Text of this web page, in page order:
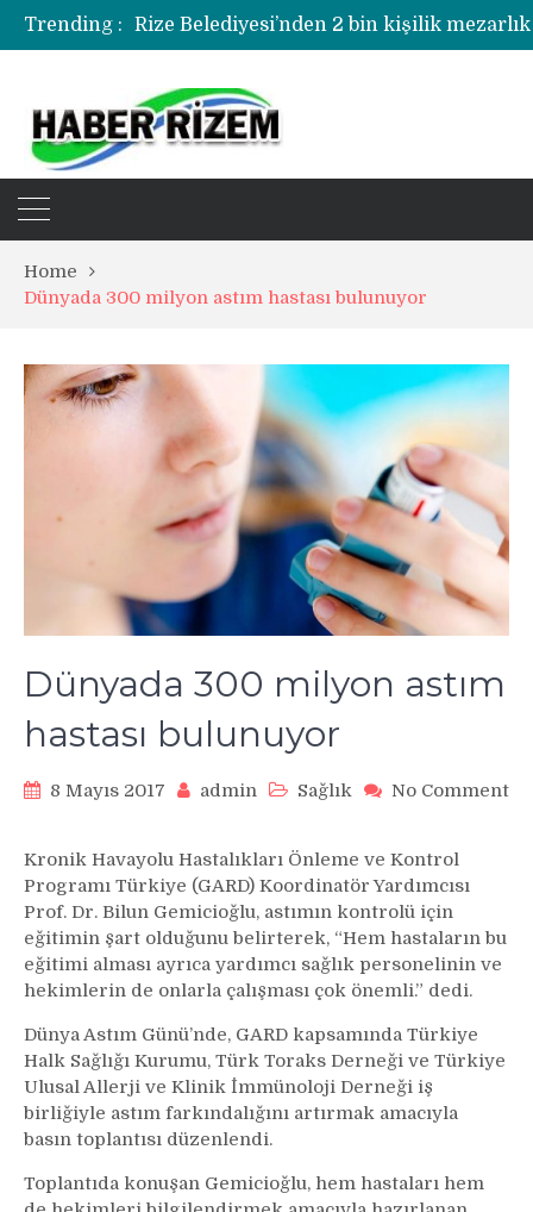
Trending :
Rize Belediyesi’nden 2 bin kişilik
Rize’de uyuşturucu operasyonunda 1
Home
Dünyada 300 milyon astım hastası bulunuyor
Dünyada 300 milyon astım
hastası bulunuyor
8 Mayıs 2017 admin Sağlık
No Comment
300
milyon
astım
hastası
bulunuyor
Kronik Havayolu Hastalıkları Önleme ve Kontrol
Programı Türkiye (GARD) Koordinatör Yardımcısı
Prof. Dr. Bilun Gemicioğlu, astımın kontrolü için
eğitimin şart olduğunu belirterek, “Hem hastaların bu
eğitimi alması ayrıca yardımcı sağlık personelinin ve
hekimlerin de onlarla çalışması çok önemli.” dedi.
Dünya Astım Günü’nde, GARD kapsamında Türkiye
Halk Sağlığı Kurumu, Türk Toraks Derneği ve Türkiye
Ulusal Allerji ve Klinik İmmünoloji Derneği iş
birliğiyle astım farkındalığını artırmak amacıyla
basın toplantısı düzenlendi.
Toplantıda konuşan Gemicioğlu, hem hastaları hem